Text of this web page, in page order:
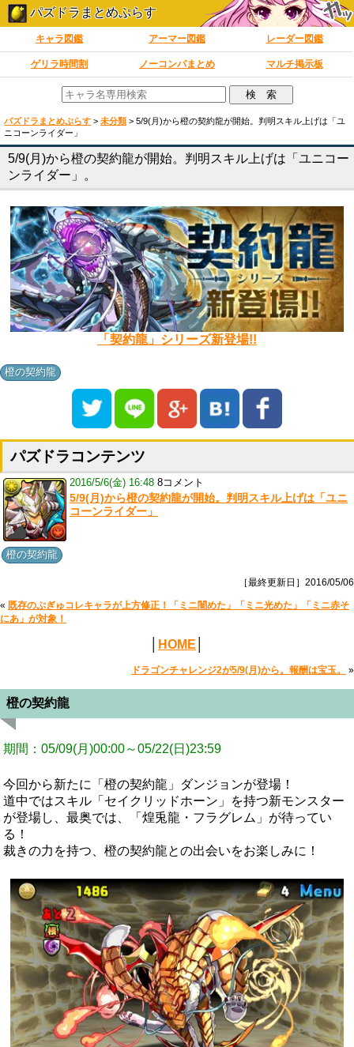
パズドラまとめぷらす
キャラ図鑑 アーマー図鑑 レーダー図鑑
ゲリラ時間割 ノーコンパまとめ マルチ掲示板
パズドラまとめぷらす > 未分類 > 5/9(月)から橙の契約龍が開始。判明スキル上げは「ユ
ニコーンライダー」
5/9(月)から橙の契約龍が開始。判明スキル上げは「ユニコー
ンライダー」。
「契約龍」シリーズ新登場!!
橙の契約龍
パズドラコンテンツ
2016/5/6(金) 16:48 8コメント
5/9(月)から橙の契約龍が開始。判明スキル上げは「ユニ
コーンライダー」
橙の契約龍
［最終更新日］2016/05/06
« 既存のぷぎゅコレキャラが上方修正！「ミニ闇めた」「ミニ光めた」「ミニ赤そ
にあ」が対象！
HOME
ドラゴンチャレンジ2が5/9(月)から。報酬は宝玉。 »
橙の契約龍
期間：05/09(月)00:00～05/22(日)23:59
今回から新たに「橙の契約龍」ダンジョンが登場！
道中ではスキル「セイクリッドホーン」を持つ新モンスター
が登場し、最奥では、「煌兎龍・フラグレム」が待ってい
る！
裁きの力を持つ、橙の契約龍との出会いをお楽しみに！